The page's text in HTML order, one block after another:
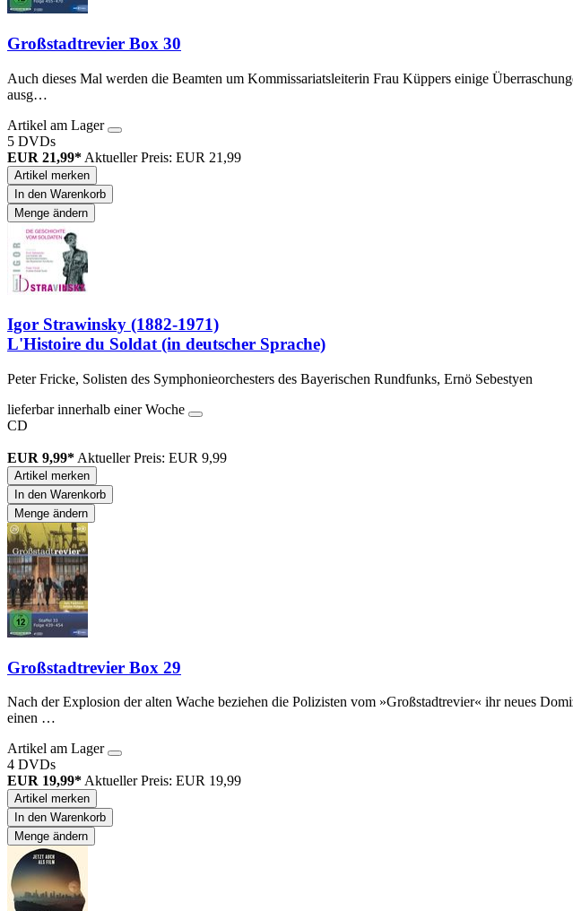
Großstadtrevier Box 30
Auch dieses Mal werden die Beamten um Kommissariatsleiterin Frau Küppers einige
ausg…
Artikel am Lager
5 DVDs
EUR 21,99* Aktueller Preis: EUR 21,99
Artikel merken
In den Warenkorb
Menge ändern
Igor Strawinsky (1882-1971)
L'Histoire du Soldat (in deutscher Sprache)
Peter Fricke, Solisten des Symphonieorchesters des Bayerischen Rundfunks, Ernö Sebestyen
lieferbar innerhalb einer Woche
CD
EUR 9,99* Aktueller Preis: EUR 9,99
Artikel merken
In den Warenkorb
Menge ändern
Großstadtrevier Box 29
Nach der Explosion der alten Wache beziehen die Polizisten vom »Großstadtrevier« ihr neues
einen …
Artikel am Lager
4 DVDs
EUR 19,99* Aktueller Preis: EUR 19,99
Artikel merken
In den Warenkorb
Menge ändern